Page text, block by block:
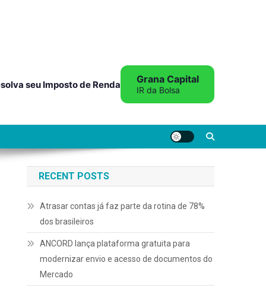
seu Imposto de Renda Grana Capital
IR da Bolsa
RECENT POSTS
Atrasar contas já faz parte da rotina de 78%
dos brasileiros
ANCORD lança plataforma gratuita para
modernizar envio e acesso de documentos do
Mercado